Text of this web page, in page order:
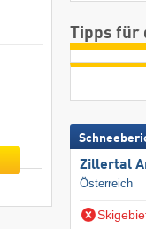
Tipps für
Zillertal
Österreich